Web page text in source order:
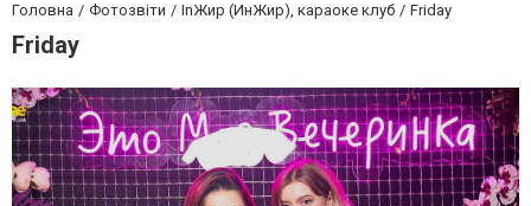
Головна Фотозвіти InЖир (ИнЖир), караоке клуб Friday
Friday